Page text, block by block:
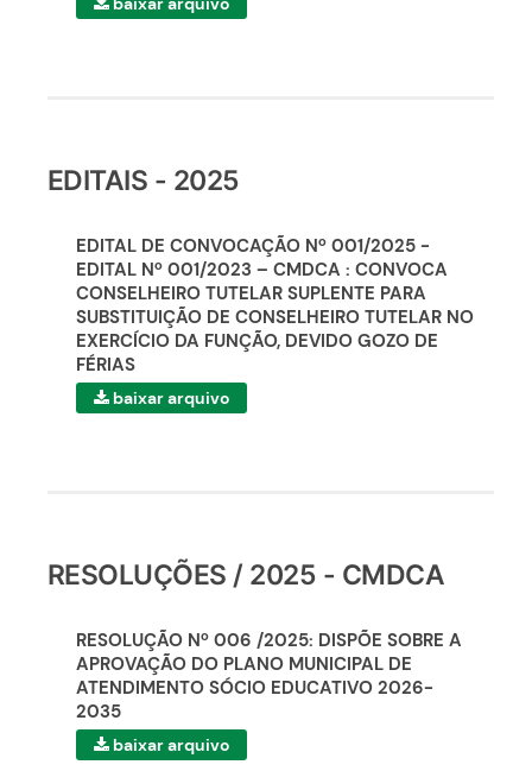
EDITAIS - 2025
EDITAL DE CONVOCAÇÃO Nº 001/2025 -
EDITAL Nº 001/2023 – CMDCA : CONVOCA
CONSELHEIRO TUTELAR SUPLENTE PARA
SUBSTITUIÇÃO DE CONSELHEIRO TUTELAR NO
EXERCÍCIO DA FUNÇÃO, DEVIDO GOZO DE
FÉRIAS
baixar arquivo
RESOLUÇÕES / 2025 - CMDCA
RESOLUÇÃO Nº 006 /2025: DISPÕE SOBRE A
APROVAÇÃO DO PLANO MUNICIPAL DE
ATENDIMENTO SÓCIO EDUCATIVO 2026-
2035
baixar arquivo